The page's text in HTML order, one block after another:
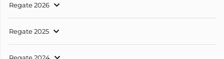
Regate 2026
Regate 2025